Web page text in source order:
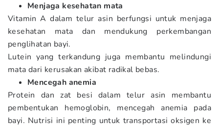
Menjaga kesehatan mata
Vitamin A dalam telur asin berfungsi untuk menjaga
kesehatan mata dan mendukung perkembangan
penglihatan bayi.
Lutein yang terkandung juga membantu melindungi
mata dari kerusakan akibat radikal bebas.
Mencegah anemia
Protein dan zat besi dalam telur asin membantu
pembentukan hemoglobin, mencegah anemia pada
bayi. Nutrisi ini penting untuk transportasi oksigen ke